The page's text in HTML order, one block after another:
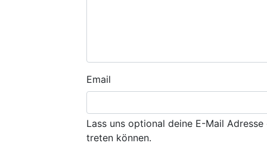
Email
Lass uns optional deine E-Mail
treten können.